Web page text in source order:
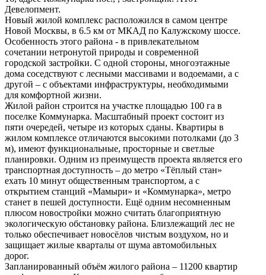
Девелопмент.
Новый жилой комплекс расположился в самом центре
Новой Москвы, в 6.5 км от МКАД по Калужскому шоссе.
Особенность этого района - в привлекательном
сочетании нетронутой природы и современной
городской застройки. С одной стороны, многоэтажные
дома соседствуют с лесными массивами и водоемами, а с
другой – с объектами инфраструктуры, необходимыми
для комфортной жизни.
Жилой район строится на участке площадью 100 га в
поселке Коммунарка. Масштабный проект состоит из
пяти очередей, четыре из которых сданы. Квартиры в
жилом комплексе отличаются высокими потолками (до 3
м), имеют функциональные, просторные и светлые
планировки. Одним из преимуществ проекта является его
транспортная доступность – до метро «Тёплый стан»
ехать 10 минут общественным транспортом, а с
открытием станций «Мамыри» и «Коммунарка», метро
станет в пешей доступности. Ещё одним несомненным
плюсом новостройки можно считать благоприятную
экологическую обстановку района. Близлежащий лес не
только обеспечивает новосёлов чистым воздухом, но и
защищает жилые кварталы от шума автомобильных
дорог.
Запланированный объём жилого района – 11200 квартир